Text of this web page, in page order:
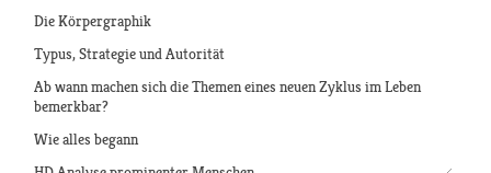
Die Körpergraphik
Typus, Strategie und Autorität
Ab wann machen sich die Themen eines neuen Zyklus im Leben
bemerkbar?
Wie alles begann